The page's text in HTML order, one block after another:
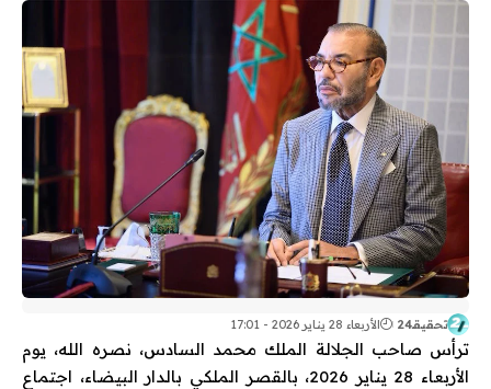
تحقيقـ24 الأربعاء 28 يناير 2026 - 17:01
ترأس صاحب الجلالة الملك محمد السادس، نصره الله، يوم
الأربعاء 28 يناير 2026، بالقصر الملكي بالدار البيضاء، اجتماع